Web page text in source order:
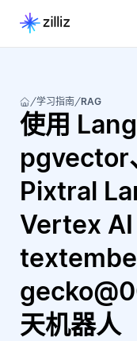
学习指南 RAG
使用
pgvector
Pixtral
Vertex AI
天机器人